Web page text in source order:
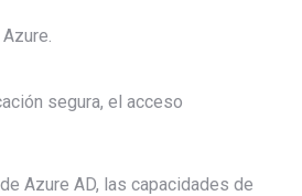
segura, el acceso
Azure AD, las capacidades de